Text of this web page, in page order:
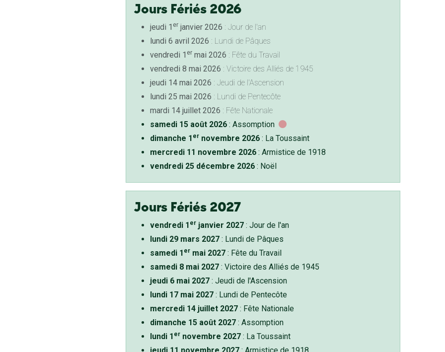
Jours Fériés 2026
jeudi 1 erjanvier 2026 : Jour de l'an
lundi 6 avril 2026 : Lundi de Pâques
vendredi 1 ermai 2026 : Fête du Travail
vendredi 8 mai 2026 : Victoire des Alliés de 1945
jeudi 14 mai 2026 : Jeudi de l'Ascension
lundi 25 mai 2026 : Lundi de Pentecôte
mardi 14 juillet 2026 : Fête Nationale
samedi 15 août 2026: Assomption
dimanche 1 ernovembre 2026: La Toussaint
mercredi 11 novembre 2026: Armistice de 1918
vendredi 25 décembre 2026: Noël
Jours Fériés 2027
vendredi 1 erjanvier 2027: Jour de l'an
lundi 29 mars 2027: Lundi de Pâques
samedi 1 ermai 2027: Fête du Travail
samedi 8 mai 2027: Victoire des Alliés de 1945
jeudi 6 mai 2027: Jeudi de l'Ascension
lundi 17 mai 2027: Lundi de Pentecôte
mercredi 14 juillet 2027: Fête Nationale
dimanche 15 août 2027: Assomption
lundi 1 ernovembre 2027: La Toussaint
jeudi 11 novembre 2027: Armistice de 1918